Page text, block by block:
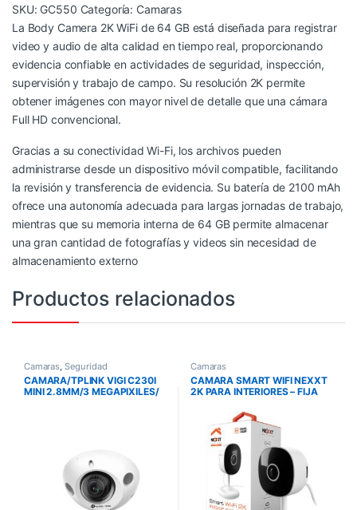
SKU: GC550 Categoría: Camaras
La Body Camera 2K WiFi de 64 GB está diseñada para registrar
video y audio de alta calidad en tiempo real, proporcionando
evidencia confiable en actividades de seguridad, inspección,
supervisión y trabajo de campo. Su resolución 2K permite
obtener imágenes con mayor nivel de detalle que una cámara
Full HD convencional.
Gracias a su conectividad Wi-Fi, los archivos pueden
administrarse desde un dispositivo móvil compatible, facilitando
la revisión y transferencia de evidencia. Su batería de 2100 mAh
ofrece una autonomía adecuada para largas jornadas de trabajo,
mientras que su memoria interna de 64 GB permite almacenar
una gran cantidad de fotografías y videos sin necesidad de
almacenamiento externo
Productos relacionados
Camaras Seguridad
CAMARA/TPLINK VIGI C230I
MINI 2.8MM/3 MEGAPIXILES/
Camaras
CAMARA SMART WIFI NEXXT
2K PARA INTERIORES – FIJA